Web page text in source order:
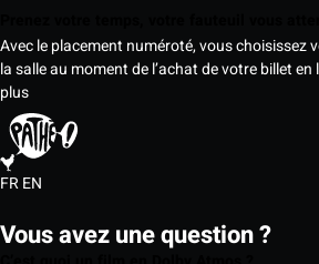
Avec le placement numéroté, vous choisissez
la salle au moment de l’achat de votre billet
plus
FREN
Vous avez une question ?